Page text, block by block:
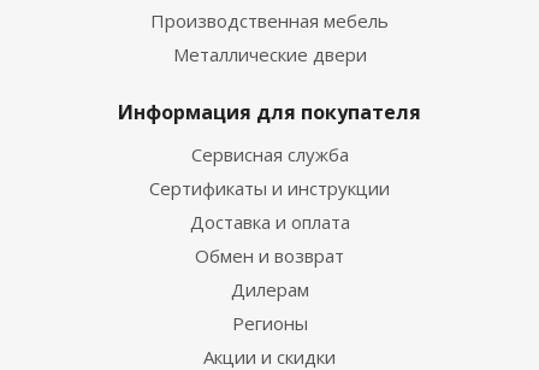
Производственная мебель
Металлические двери
Информация для покупателя
Сервисная служба
Сертификаты и инструкции
Доставка и оплата
Обмен и возврат
Дилерам
Регионы
Акции и скидки